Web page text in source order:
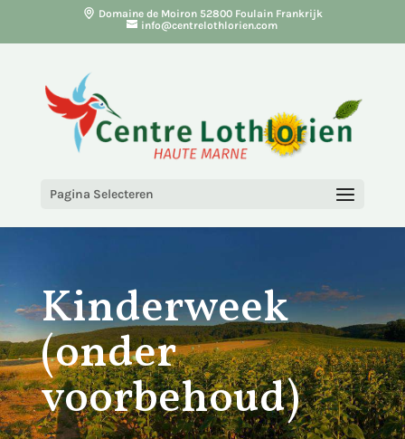
Domaine de Moiron 52800 Foulain Frankrijk
info@centrelothlorien.com
Pagina Selecteren
Kinderweek
(onder
voorbehoud)